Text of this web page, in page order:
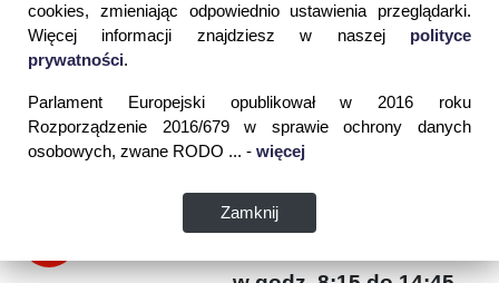
cookies, zmieniając odpowiednio ustawienia przeglądarki.
Więcej informacji znajdziesz w naszej polityce
prywatności.
Parlament Europejski opublikował w 2016 roku
Rozporządzenie 2016/679 w sprawie ochrony danych
osobowych, zwane RODO ... - więcej
Zamknij
piątki (9, 16, 23, 30
31 maja)
w godz. 8:15 do 14:45
- 12:30)